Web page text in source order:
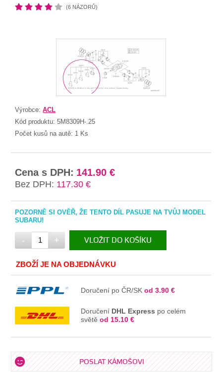
(6 NÁZORŮ)
Výrobce:ACL
Kód produktu:5M8309H-.25
Počet kusů na autě: 1 Ks
Cena s DPH: 141.90 €
Bez DPH: 117.30 €
POZORNĚ SI OVĚŘ, ŽE TENTO DÍL PASUJE NA TVŮJ MODEL
SUBARU!
- + VLOŽIT DO KOŠÍKU
V KOŠÍKU
ZBOŽÍ JE NA OBJEDNÁVKU
Doručení po ČR/SKod 3.90 €
Doručení DHL Express po celém
světěod 15.10 €
POSLAT KÁMOŠOVI